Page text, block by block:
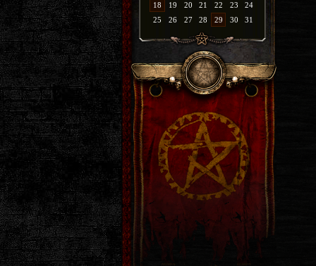
18
19 20 21 22 23
24
25
26 27 28 29 30 31